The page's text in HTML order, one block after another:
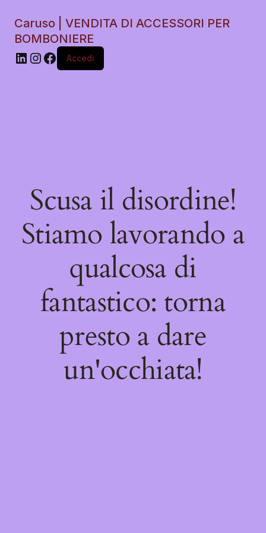
Caruso | VENDITA DI ACCESSORI PER
BOMBONIERE
Accedi
Scusa il disordine!
Stiamo lavorando a
qualcosa di
fantastico: torna
presto a dare
un'occhiata!